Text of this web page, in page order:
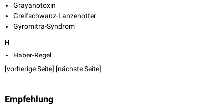
Grayanotoxin
Greifschwanz-Lanzenotter
Gyromitra-Syndrom
H
Haber-Regel
[vorherige Seite] [nächste Seite]
Empfehlung